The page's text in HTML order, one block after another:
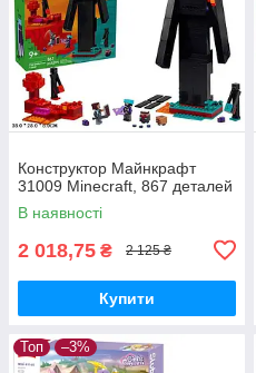
Конструктор Майнкрафт
31009 Minecraft, 867 деталей
В наявності
2 018,75 ₴ 2 125 ₴
Купити
Топ –3%